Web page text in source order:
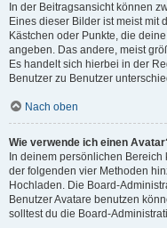
In der Beitragsansicht können
Eines dieser Bilder ist meist mit
Kästchen oder Punkte, die
angeben. Das andere, meist
Es handelt sich hierbei in der
Benutzer zu Benutzer
Nach oben
Wie verwende ich einen
In deinem persönlichen Bereich
der folgenden vier Methoden
Hochladen. Die Board-
Benutzer Avatare benutzen
solltest du die Board-